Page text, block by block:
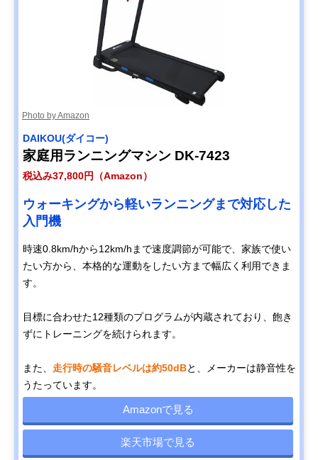
Photo by Amazon
DAIKOU(ダイコー)
家庭用ランニングマシン DK-7423
税込み37,800円（Amazon）
ウォーキングから軽いランニングまで対応した
入門機
時速0.8km/hから12km/hまで速度調節が可能で、家族で使い
たい方から、本格的な運動をしたい方まで幅広く利用できま
す。
目標に合わせた12種類のプログラムが内蔵されており、飽き
ずにトレーニングを続けられます。
また、 走行時の騒音レベルは約50dBと、メーカーは静音性を
うたっています。
Amazonで見る
楽天市場で見る